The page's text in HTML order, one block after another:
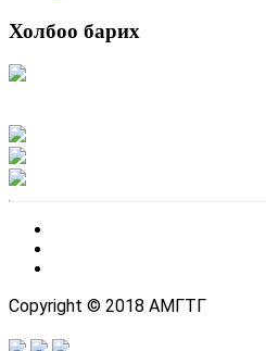
Холбоо барих
Copyright © 2018 АМГТГ